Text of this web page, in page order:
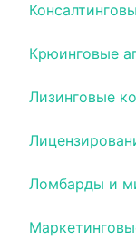
Крюинговые
Лизинговые
Ломбарды и